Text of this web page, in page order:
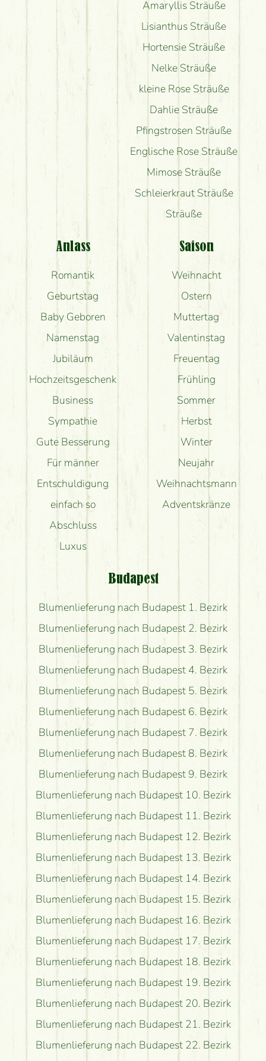
Amaryllis Sträuße
Lisianthus Sträuße
Hortensie Sträuße
Nelke Sträuße
kleine Rose Sträuße
Dahlie Sträuße
Pfingstrosen Sträuße
Englische Rose Sträuße
Mimose Sträuße
Schleierkraut Sträuße
Sträuße
Anlass
Romantik
Geburtstag
Baby Geboren
Namenstag
Jubiläum
Hochzeitsgeschenk
Business
Sympathie
Gute Besserung
Für männer
Entschuldigung
einfach so
Abschluss
Luxus
Saison
Weihnacht
Ostern
Muttertag
Valentinstag
Freuentag
Frühling
Sommer
Herbst
Winter
Neujahr
Weihnachtsmann
Adventskränze
Budapest
Blumenlieferung nach Budapest 1. Bezirk
Blumenlieferung nach Budapest 2. Bezirk
Blumenlieferung nach Budapest 3. Bezirk
Blumenlieferung nach Budapest 4. Bezirk
Blumenlieferung nach Budapest 5. Bezirk
Blumenlieferung nach Budapest 6. Bezirk
Blumenlieferung nach Budapest 7. Bezirk
Blumenlieferung nach Budapest 8. Bezirk
Blumenlieferung nach Budapest 9. Bezirk
Blumenlieferung nach Budapest 10. Bezirk
Blumenlieferung nach Budapest 11. Bezirk
Blumenlieferung nach Budapest 12. Bezirk
Blumenlieferung nach Budapest 13. Bezirk
Blumenlieferung nach Budapest 14. Bezirk
Blumenlieferung nach Budapest 15. Bezirk
Blumenlieferung nach Budapest 16. Bezirk
Blumenlieferung nach Budapest 17. Bezirk
Blumenlieferung nach Budapest 18. Bezirk
Blumenlieferung nach Budapest 19. Bezirk
Blumenlieferung nach Budapest 20. Bezirk
Blumenlieferung nach Budapest 21. Bezirk
Blumenlieferung nach Budapest 22. Bezirk